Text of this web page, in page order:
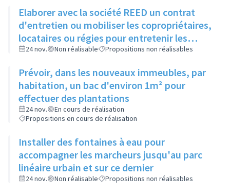
Elaborer avec la société REED un contrat
d'entretien ou mobiliser les copropriétaires,
locataires ou régies pour entretenir les
espaces verts entre bâtiments
24 nov. Non réalisable Propositions non réalisables
Prévoir, dans les nouveaux immeubles, par
habitation, un bac d'environ 1m² pour
effectuer des plantations
24 nov.
En cours de réalisation
Propositions en cours de réalisation
Installer des fontaines à eau pour
accompagner les marcheurs jusqu'au parc
linéaire urbain et sur ce dernier
24 nov. Non réalisable Propositions non réalisables